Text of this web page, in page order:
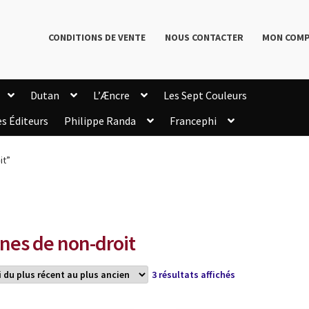
CONDITIONS DE VENTE NOUS CONTACTER MON
Dutan L’Æncre
Les Sept Couleurs
Éditeurs Philippe Randa
Francephi
de non-droit
3 résultats affichésTrié